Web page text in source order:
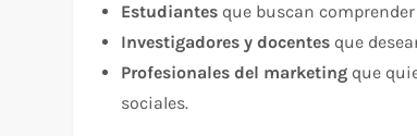
Estudiantes que buscan
Investigadores y docentes que
Profesionales del marketing que
sociales.